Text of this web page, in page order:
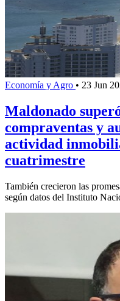
Economía y Agro • 23 Jun
Maldonado
compraventas y
actividad
cuatrimestre
También crecieron las
según datos del Instituto